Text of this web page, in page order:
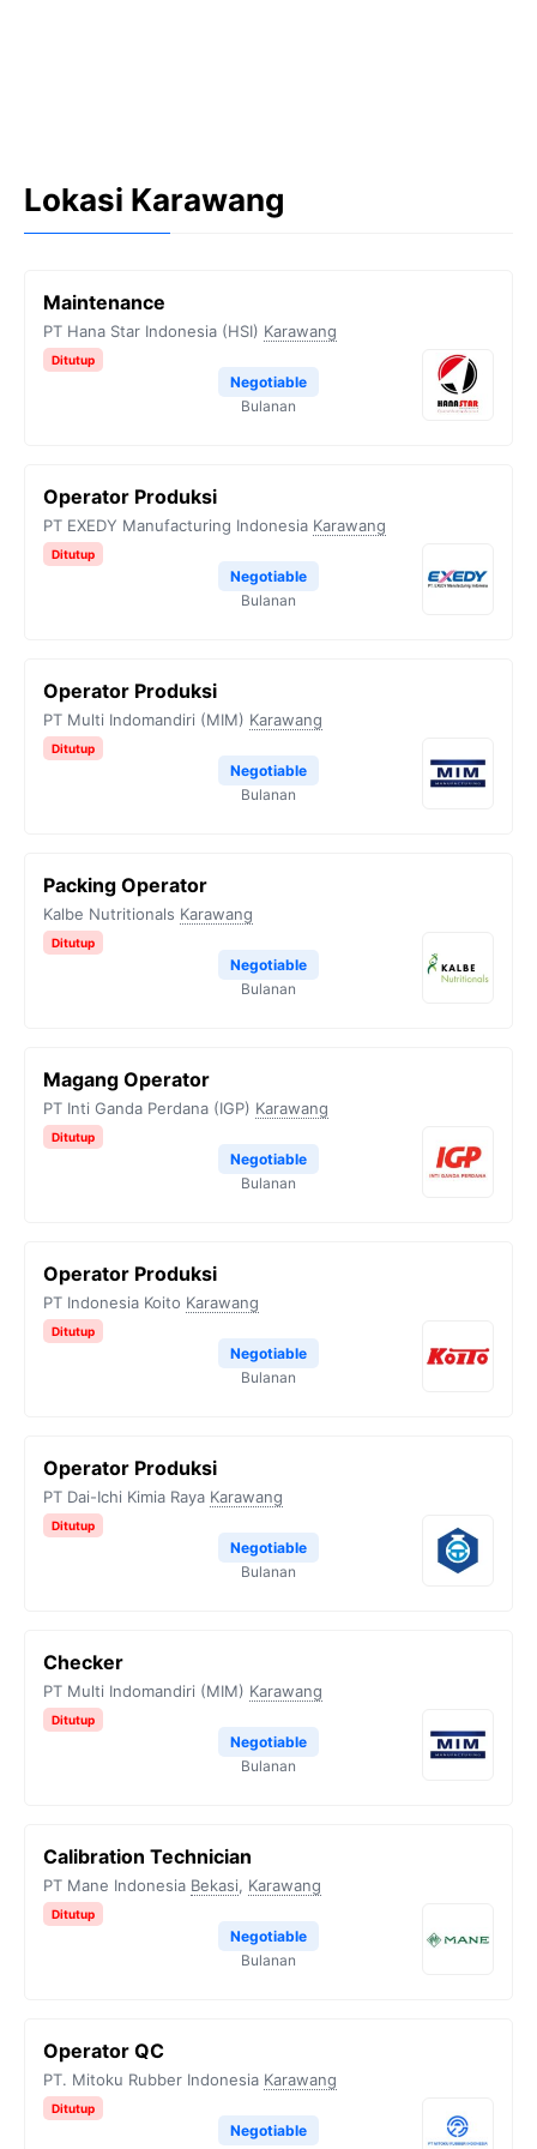
Lokasi Karawang
Maintenance
PT Hana Star Indonesia (HSI) Karawang
Ditutup
Negotiable
Bulanan
Operator Produksi
PT EXEDY Manufacturing Indonesia Karawang
Ditutup
Negotiable
Bulanan
Operator Produksi
PT Multi Indomandiri (MIM) Karawang
Ditutup
Negotiable
Bulanan
Packing Operator
Kalbe Nutritionals Karawang
Ditutup
Negotiable
Bulanan
Magang Operator
PT Inti Ganda Perdana (IGP) Karawang
Ditutup
Negotiable
Bulanan
Operator Produksi
PT Indonesia Koito Karawang
Ditutup
Negotiable
Bulanan
Operator Produksi
PT Dai-Ichi Kimia Raya Karawang
Ditutup
Negotiable
Bulanan
Checker
PT Multi Indomandiri (MIM) Karawang
Ditutup
Negotiable
Bulanan
Calibration Technician
PT Mane Indonesia Bekasi, Karawang
Ditutup
Negotiable
Bulanan
Operator QC
PT. Mitoku Rubber Indonesia Karawang
Ditutup
Negotiable